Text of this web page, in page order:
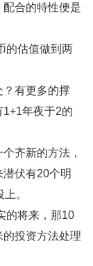
合的特性便是
的估值做到两
？有更多的撑
年夜于2的
齐新的方法，
伏有20个明
。
的将来，那10
投资方法处理